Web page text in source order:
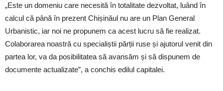
„Este un domeniu care necesită în totalitate dezvoltat, luând în
calcul că până în prezent Chișinăul nu are un Plan General
Urbanistic, iar noi ne propunem ca acest lucru să fie realizat.
Colaborarea noastră cu specialiștii părții ruse și ajutorul venit din
partea lor, va da posibilitatea să avansăm și să dispunem de
documente actualizate”, a conchis edilul capitalei.